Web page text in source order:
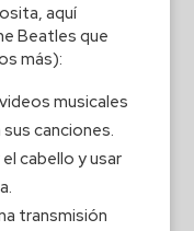
aquí
Beatles que
más):
musicales
canciones.
cabello y usar
transmisión